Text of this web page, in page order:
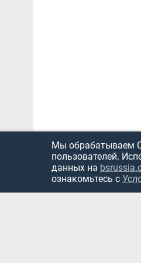
Мы обрабатываем
пользователей.
данных на
ознакомьтесь с